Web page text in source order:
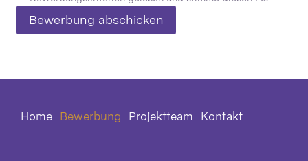
Bewerbung abschicken
Home Bewerbung Projektteam Kontakt